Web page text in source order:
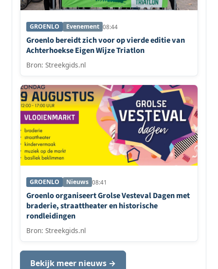
GROENLO Evenement 08:44
Groenlo bereidt zich voor op vierde editie van
Achterhoekse Eigen Wijze Triatlon
Bron: Streekgids.nl
GROENLO Nieuws 08:41
Groenlo organiseert Grolse Vesteval Dagen met
braderie, straattheater en historische
rondleidingen
Bron: Streekgids.nl
Bekijk meer nieuws →